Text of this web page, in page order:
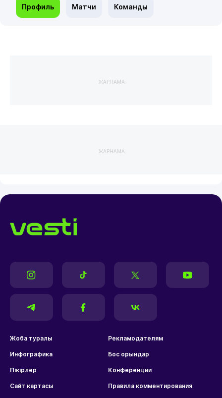
Профиль Матчи Команды
ЖАРНАМА
ЖАРНАМА
Жоба туралы Рекламодателям
Инфографика Бос орындар
Пікірлер Конференции
Сайт картасы Правила комментирования